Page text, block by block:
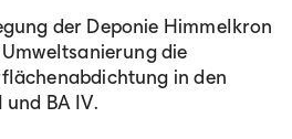
der Deponie Himmelkron
die
in den
BA IV.